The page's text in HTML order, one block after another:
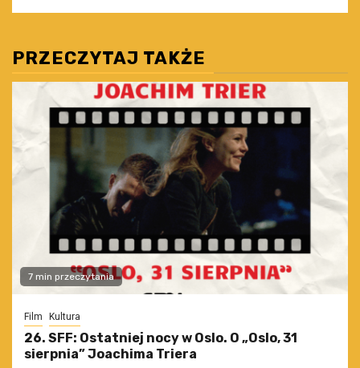
PRZECZYTAJ TAKŻE
7 min przeczytania
Film Kultura
26. SFF: Ostatniej nocy w Oslo. O „Oslo, 31
sierpnia” Joachima Triera